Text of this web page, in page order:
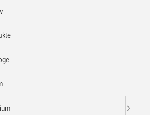
Heizungsbetrieb